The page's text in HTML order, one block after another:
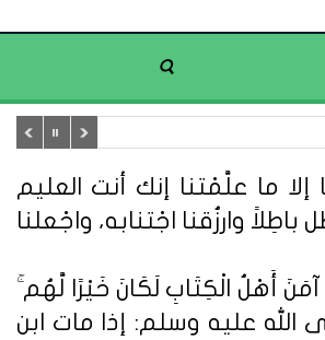
ما علَّمْتنا إنك أنت العليم
وارزُقنا اجْتنابه، واجْعلنا
أَهْلُ الْكِتَابِ لَكَانَ خَيْرًا لَّهُم
: قال رسول الله صلى الله عليه وسلم: إذا مات ابن